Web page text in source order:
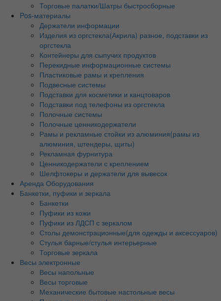
Торговые палатки/Шатры быстросборные
Pos-материалы
Держатели информации
Изделия из оргстекла(Акрила) разное, подставки из
оргстекла
Контейнеры для сыпучих продуктов
Перекидные информационные системы
Пластиковые рамы и крепления
Подвесные системы
Подставки для косметики и канцтоваров
Подставки под телефоны из оргстекла
Полочные системы
Полочные ценникодержатели
Рамы и рекламные стойки из алюминия(рамы из
алюминия, штендеры, щиты)
Рекламная фурнитура
Ценникодержатели с креплением
Шелфтокеры и держатели для вывесок
Аренда Оборудования
Банкетки, пуфики и зеркала
Банкетки
Пуфики из кожи
Пуфики из ЛДСП с зеркалом
Столы демонстрационные(для одежды и аксессуаров)
Стулья барные/стулья интерьерные
Торговые зеркала
Весы электронные
Весы напольные
Весы торговые
Механические бытовые настольные весы